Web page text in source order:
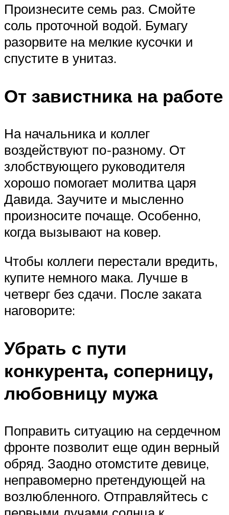
Произнесите семь раз. Смойте
соль проточной водой. Бумагу
разорвите на мелкие кусочки и
спустите в унитаз.
От завистника на работе
На начальника и коллег
воздействуют по-разному. От
злобствующего руководителя
хорошо помогает молитва царя
Давида. Заучите и мысленно
произносите почаще. Особенно,
когда вызывают на ковер.
Чтобы коллеги перестали вредить,
купите немного мака. Лучше в
четверг без сдачи. После заката
наговорите:
Убрать с пути
конкурента, соперницу,
любовницу мужа
Поправить ситуацию на сердечном
фронте позволит еще один верный
обряд. Заодно отомстите девице,
неправомерно претендующей на
возлюбленного. Отправляйтесь с